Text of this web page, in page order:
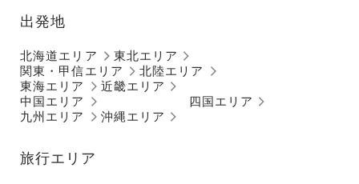
出発地
北海道エリア
東北エリア
関東・甲信エリア
北陸エリア
東海エリア
近畿エリア
中国エリア
四国エリア
九州エリア
沖縄エリア
旅行エリア